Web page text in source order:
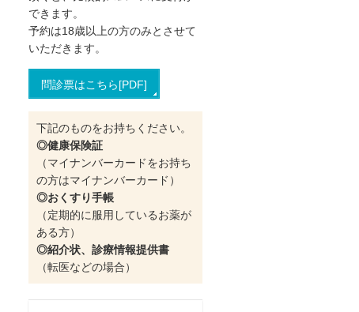
できます。
予約は18歳以上の方のみとさせて
いただきます。
問診票はこちら[PDF]
下記のものをお持ちください。
◎健康保険証
（マイナンバーカードをお持ち
の方はマイナンバーカード）
◎おくすり手帳
（定期的に服用しているお薬が
ある方）
◎紹介状、診療情報提供書
（転医などの場合）